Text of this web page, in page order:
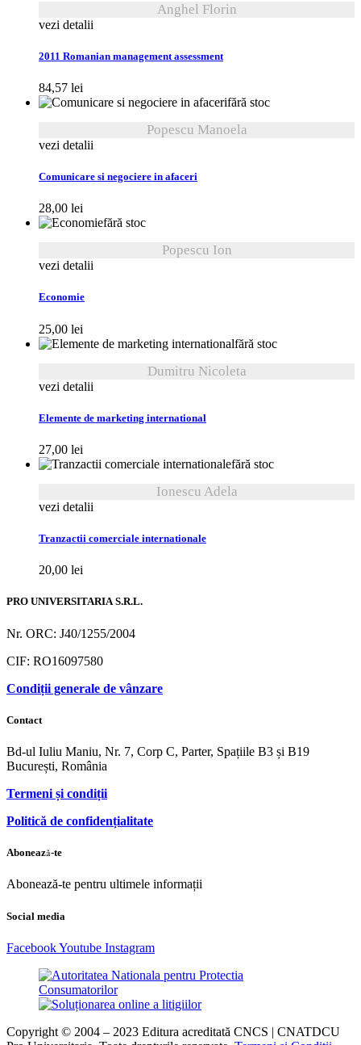
Anghel Florin
vezi detalii
2011 Romanian management assessment
84,57 lei
fără stoc
Popescu Manoela
vezi detalii
Comunicare si negociere in afaceri
28,00 lei
fără stoc
Popescu Ion
vezi detalii
Economie
25,00 lei
fără stoc
Dumitru Nicoleta
vezi detalii
Elemente de marketing international
27,00 lei
fără stoc
Ionescu Adela
vezi detalii
Tranzactii comerciale internationale
20,00 lei
PRO UNIVERSITARIA S.R.L.
Nr. ORC: J40/1255/2004
CIF: RO16097580
Condiții generale de vânzare
Contact
Bd-ul Iuliu Maniu, Nr. 7, Corp C, Parter, Spațiile B3 și B19
București, România
Termeni și condiții
Politică de confidențialitate
Abonează-te
Abonează-te pentru ultimele informații
Social media
FacebookYoutube Instagram
Copyright © 2004 – 2023 Editura acreditată CNCS | CNATDCU